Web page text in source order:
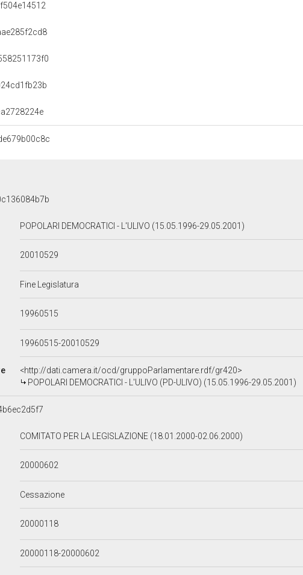
POPOLARI DEMOCRATICI - L'ULIVO (15.05.1996-29.05.2001)
20010529
Fine Legislatura
19960515
19960515-20010529
<http://dati.camera.it/ocd/gruppoParlamentare.rdf/gr420>
POPOLARI DEMOCRATICI - L'ULIVO (PD-ULIVO) (15.05.1996-29.05.2001)
COMITATO PER LA LEGISLAZIONE (18.01.2000-02.06.2000)
20000602
Cessazione
20000118
20000118-20000602